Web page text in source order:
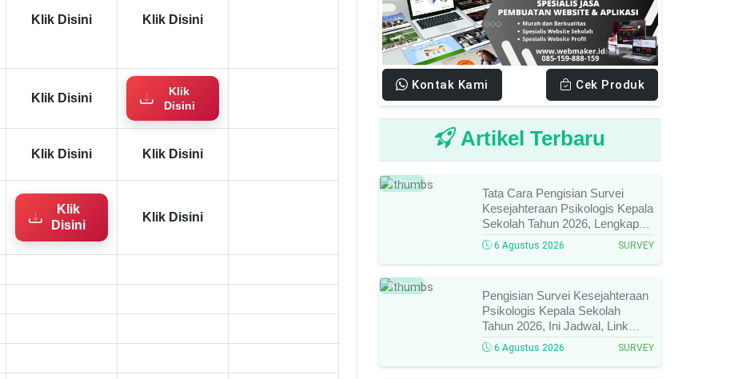
Klik Disini Klik Disini
Klik Disini
Klik
Disini
Klik Disini Klik Disini
Klik
Disini
Klik Disini
Kontak Kami Cek Produk
Artikel Terbaru
Baru
Tata Cara Pengisian Survei
Kesejahteraan Psikologis Kepala
Sekolah Tahun 2026, Lengkap
Link Resmi, Jadwal, Panduan,
Dan Hal Yang Wajib
Diperhatikan!
6 Agustus 2026 SURVEY
Baru
Pengisian Survei Kesejahteraan
Psikologis Kepala Sekolah
Tahun 2026, Ini Jadwal, Link
Resmi, Cara Pengisian, Dan
Ketentuan Lengkapnya!
6 Agustus 2026 SURVEY